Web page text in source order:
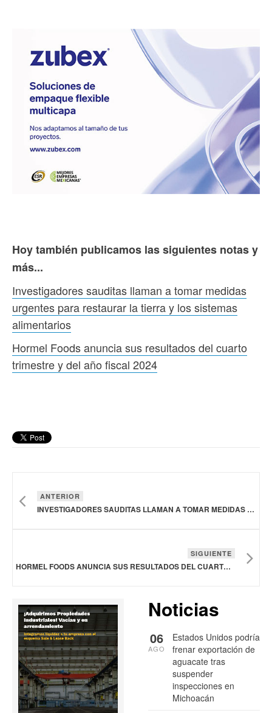
Hoy también publicamos las siguientes notas y
más...
Investigadores sauditas llaman a tomar medidas
urgentes para restaurar la tierra y los sistemas
alimentarios
Hormel Foods anuncia sus resultados del cuarto
trimestre y del año fiscal 2024
ANTERIOR
INVESTIGADORES SAUDITAS LLAMAN A TOMAR MEDIDAS URGENTES PARA RESTAURAR LA TIERRA Y LOS SISTEMAS ALIMENTARIOS
SIGUIENTE
HORMEL FOODS ANUNCIA SUS RESULTADOS DEL CUARTO TRIMESTRE Y DEL AÑO FISCAL 2024
Noticias
Estados Unidos podría
frenar exportación de
aguacate tras
suspender
inspecciones en
Michoacán
06
AGO